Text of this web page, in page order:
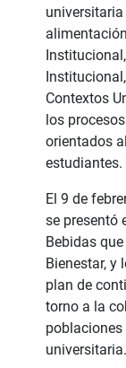
Contextos
los
orientados
estudiantes.
El 9 de
se presentó
Bebidas
Bienestar, y
plan de
torno a la
universitaria.